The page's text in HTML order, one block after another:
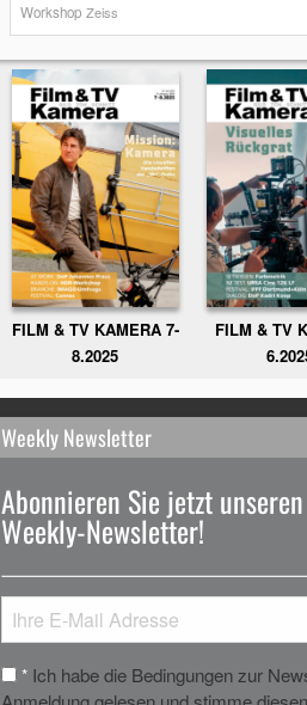
Workshop Zeiss
FILM & TV KAMERA 7-
8.2025
FILM & TV
Weekly Newsletter
Abonnieren Sie jetzt unseren
Weekly-Newsletter!
* Ich habe die Bedingungen zur